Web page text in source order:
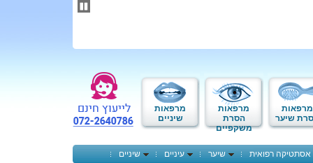
מרפאות
שיער
מרפאות
הסרת
משקפיים
מרפאות
שיניים
אסתטיקה רפואית שיער עיניים
שיניים